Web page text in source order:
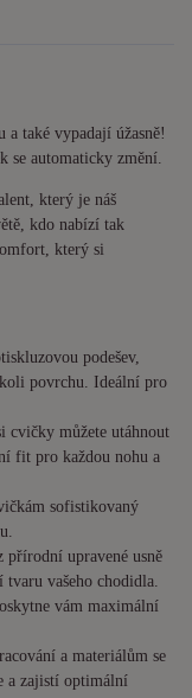
a také vypadají úžasně!
se automaticky změní.
který je náš
kdo nabízí tak
který si
podešev,
povrchu. Ideální pro
cvičky můžete utáhnout
fit pro každou nohu a
sofistikovaný
přírodní upravené usně
vašeho chodidla.
vám maximální
a materiálům se
a zajistí optimální